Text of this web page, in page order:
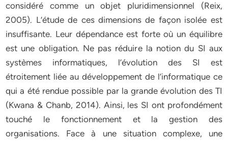
considéré comme un objet pluridimensionnel (Reix,
2005). L’étude de ces dimensions de façon isolée est
insuffisante. Leur dépendance est forte où un équilibre
est une obligation. Ne pas réduire la notion du SI aux
systèmes informatiques, l’évolution des SI est
étroitement liée au développement de l’informatique ce
qui a été rendue possible par la grande évolution des TI
(Kwana & Chanb, 2014). Ainsi, les SI ont profondément
touché le fonctionnement et la gestion des
organisations. Face à une situation complexe, une